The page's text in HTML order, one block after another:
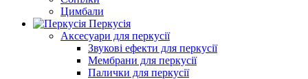
Цимбали
Перкусія
Аксесуари для перкусії
Звукові ефекти для перкусії
Мембрани для перкусії
Палички для перкусії